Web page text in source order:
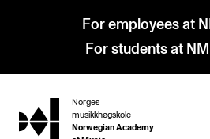
For employees at
For students at
hjem
Norges
musikkhøgskole
Norwegian Academy